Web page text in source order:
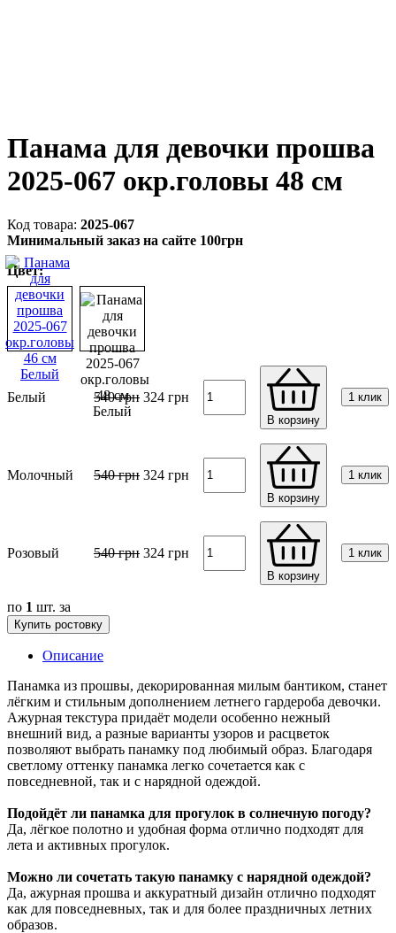
Панама для девочки прошва
2025-067 окр.головы 48 см
2025-067
Минимальный заказ на сайте 100грн
Цвет:
Белый 540грн 324 грн
В корзину
1 клик
Молочный 540грн 324 грн
В корзину
1 клик
Розовый 540грн 324 грн
В корзину
1 клик
по 1 шт. за
Купить ростовку
Описание
Панамка из прошвы, декорированная милым бантиком, станет
лёгким и стильным дополнением летнего гардероба девочки.
Ажурная текстура придаёт модели особенно нежный
внешний вид, а разные варианты узоров и расцветок
позволяют выбрать панамку под любимый образ. Благодаря
светлому оттенку панамка легко сочетается как с
повседневной, так и с нарядной одеждой.
Подойдёт ли панамка для прогулок в солнечную погоду?
Да, лёгкое полотно и удобная форма отлично подходят для
лета и активных прогулок.
Можно ли сочетать такую панамку с нарядной одеждой?
Да, ажурная прошва и аккуратный дизайн отлично подходят
как для повседневных, так и для более праздничных летних
образов.